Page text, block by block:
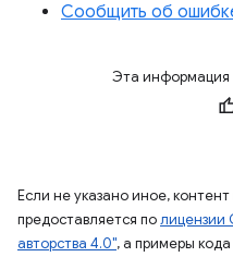
Сообщить об
Эта информация
Если не указано иное,
предоставляется полицензии
авторства 4.0", а примеры